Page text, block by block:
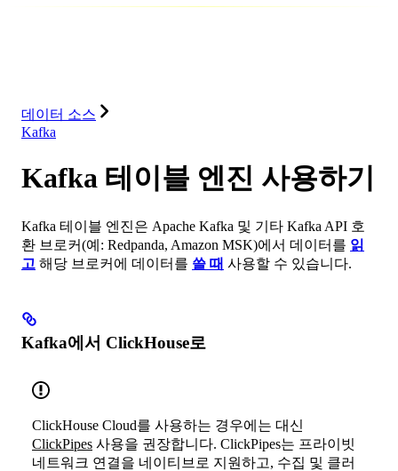
데이터 소스
Kafka
Kafka 테이블 엔진 사용하기
Kafka 테이블 엔진은 Apache Kafka 및 기타 Kafka API 호
환 브로커(예: Redpanda, Amazon MSK)에서 데이터를 읽
고 해당 브로커에 데이터를 쓸 때 사용할 수 있습니다.
Kafka에서 ClickHouse로
ClickHouse Cloud를 사용하는 경우에는 대신
ClickPipes 사용을 권장합니다. ClickPipes는 프라이빗
네트워크 연결을 네이티브로 지원하고, 수집 및 클러